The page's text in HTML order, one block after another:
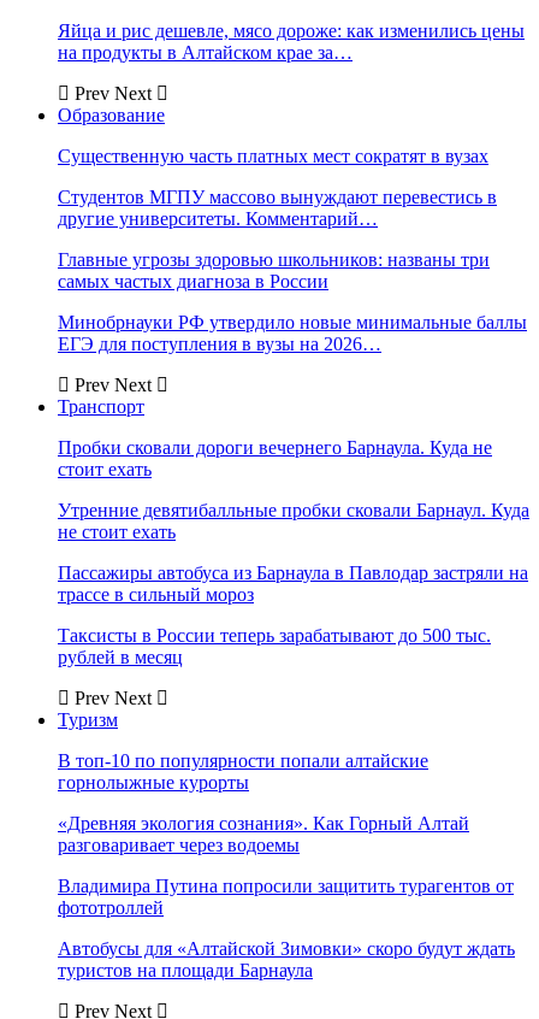
Яйца и рис дешевле, мясо дороже: как изменились цены
на продукты в Алтайском крае за…
Prev Next
Образование
Существенную часть платных мест сократят в вузах
Студентов МГПУ массово вынуждают перевестись в
другие университеты. Комментарий…
Главные угрозы здоровью школьников: названы три
самых частых диагноза в России
Минобрнауки РФ утвердило новые минимальные баллы
ЕГЭ для поступления в вузы на 2026…
Prev Next
Транспорт
Пробки сковали дороги вечернего Барнаула. Куда не
стоит ехать
Утренние девятибалльные пробки сковали Барнаул. Куда
не стоит ехать
Пассажиры автобуса из Барнаула в Павлодар застряли на
трассе в сильный мороз
Таксисты в России теперь зарабатывают до 500 тыс.
рублей в месяц
Prev Next
Туризм
В топ-10 по популярности попали алтайские
горнолыжные курорты
«Древняя экология сознания». Как Горный Алтай
разговаривает через водоемы
Владимира Путина попросили защитить турагентов от
фототроллей
Автобусы для «Алтайской Зимовки» скоро будут ждать
туристов на площади Барнаула
Prev Next